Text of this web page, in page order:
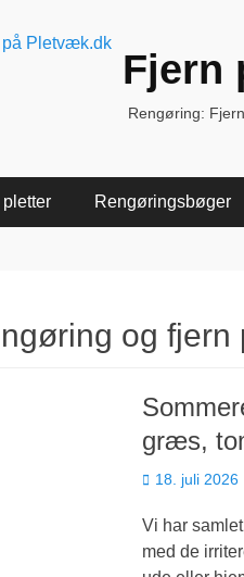
Fjern
Rengøring:
pletter Rengøringsbøger
og fjern
græs,
Udgivet
18. juli 2026
Vi har
med de